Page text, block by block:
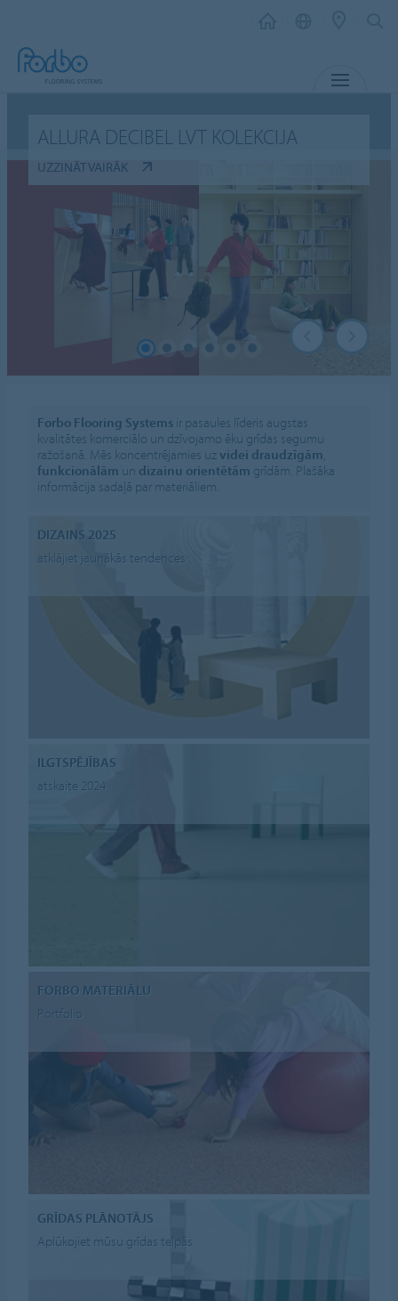
ALLURA DECIBEL LVT KOLEKCIJA
UZZINĀT VAIRĀK
Forbo Flooring Systems ir pasaules līderis augstas
kvalitātes komerciālo un dzīvojamo ēku grīdas segumu
ražošanā. Mēs koncentrējamies uzvidei draudzīgām,
funkcionālām un dizainu orientētām grīdām. Plašāka
informācija sadaļā par materiāliem.
DIZAINS 2025
atklājiet jaunākās tendences
ILGTSPĒJĪBAS
atskaite 2024
FORBO MATERIĀLU
Portfolio
GRĪDAS PLĀNOTĀJS
Aplūkojiet mūsu grīdas telpās